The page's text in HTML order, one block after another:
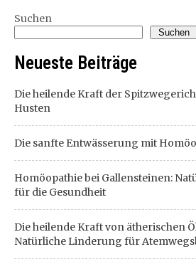
Suchen
Suchen
Neueste Beiträge
Die heilende Kraft der
Husten
Die sanfte Entwässerung mit
Homöopathie bei Gallensteinen:
für die Gesundheit
Die heilende Kraft von ätherischen
Natürliche Linderung für